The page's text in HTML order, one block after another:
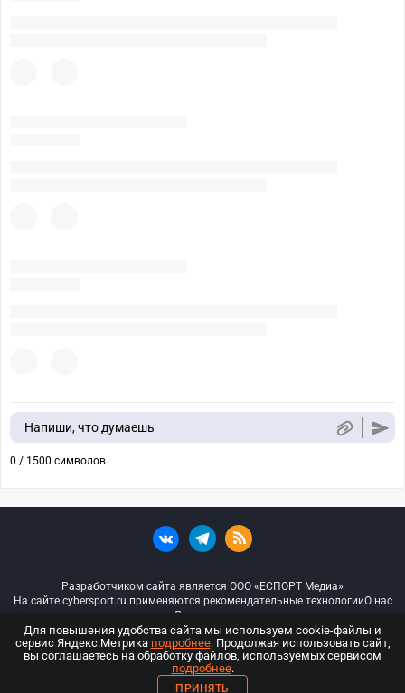
Напиши, что думаешь
0 / 1500 символов
Разработчиком сайта является ООО «ЕСПОРТ Медиа»
На сайте cybersport.ru применяются рекомендательные технологииО нас
Документы
© ООО «Киберспорт.ру» — Все права защищены
18+
Для повышения удобства сайта мы используем cookie-файлы и
сервис Яндекс.Метрика подробнее. Продолжая использовать сайт,
вы соглашаетесь на обработку файлов, используемых сервисом
подробнее.
ПРИНЯТЬ